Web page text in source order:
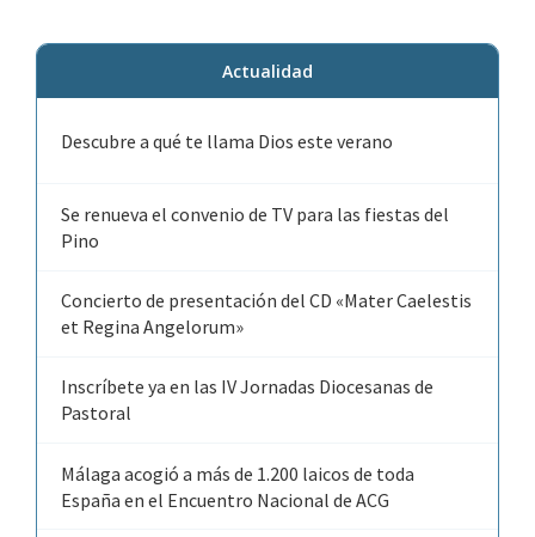
Actualidad
Descubre a qué te llama Dios este verano
Se renueva el convenio de TV para las fiestas del
Pino
Concierto de presentación del CD «Mater Caelestis
et Regina Angelorum»
Inscríbete ya en las IV Jornadas Diocesanas de
Pastoral
Málaga acogió a más de 1.200 laicos de toda
España en el Encuentro Nacional de ACG